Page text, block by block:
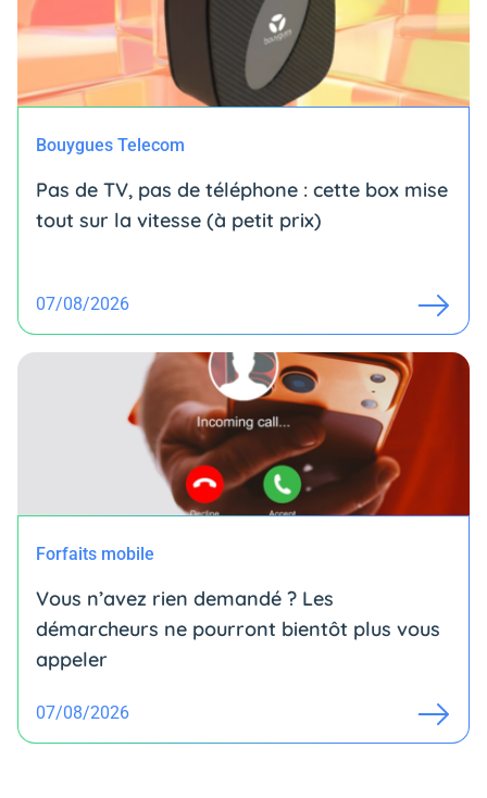
Bouygues Telecom
Pas de TV, pas de téléphone : cette box mise
tout sur la vitesse (à petit prix)
07/08/2026
Forfaits mobile
Vous n’avez rien demandé ? Les
démarcheurs ne pourront bientôt plus vous
appeler
07/08/2026